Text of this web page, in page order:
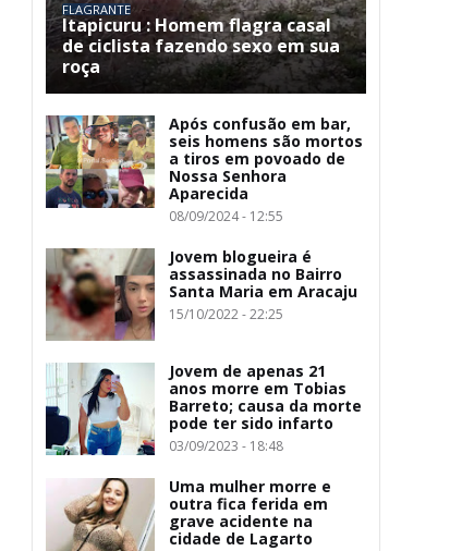
FLAGRANTE
Itapicuru : Homem flagra casal
de ciclista fazendo sexo em sua
roça
Após confusão em bar,
seis homens são mortos
a tiros em povoado de
Nossa Senhora
Aparecida
08/09/2024 - 12:55
Jovem blogueira é
assassinada no Bairro
Santa Maria em Aracaju
15/10/2022 - 22:25
Jovem de apenas 21
anos morre em Tobias
Barreto; causa da morte
pode ter sido infarto
03/09/2023 - 18:48
Uma mulher morre e
outra fica ferida em
grave acidente na
cidade de Lagarto